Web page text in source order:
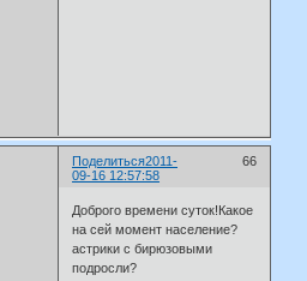
Поделиться 66
2011-
09-16 12:57:58
Доброго времени суток!Какое
на сей момент население?
астрики с бирюзовыми
подросли?